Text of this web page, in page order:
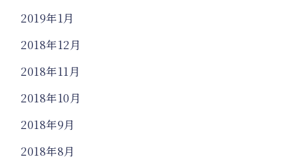
2019年1月
2018年12月
2018年11月
2018年10月
2018年9月
2018年8月